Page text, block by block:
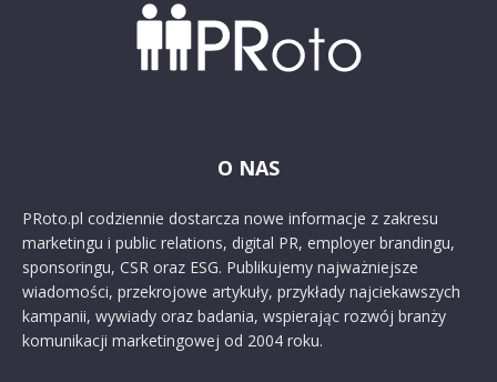
O NAS
PRoto.pl codziennie dostarcza nowe informacje z zakresu
marketingu i public relations, digital PR, employer brandingu,
sponsoringu, CSR oraz ESG. Publikujemy najważniejsze
wiadomości, przekrojowe artykuły, przykłady najciekawszych
kampanii, wywiady oraz badania, wspierając rozwój branży
komunikacji marketingowej od 2004 roku.